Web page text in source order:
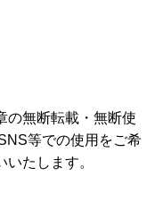
の無断転載・無断使
等での使用をご希
たします。